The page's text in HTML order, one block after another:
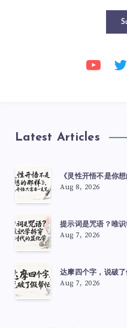
Latest Articles
《灵性开悟不是你
Aug 8, 2026
提示词是咒语？唯
Aug 7, 2026
达摩四个字，说破了
Aug 7, 2026